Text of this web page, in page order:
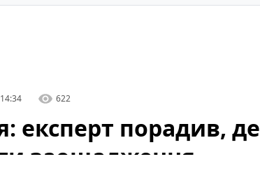
622
експерт порадив, де
заощадження